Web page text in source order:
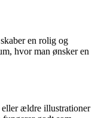
en rolig og
hvor man ønsker en
eller ældre illustrationer